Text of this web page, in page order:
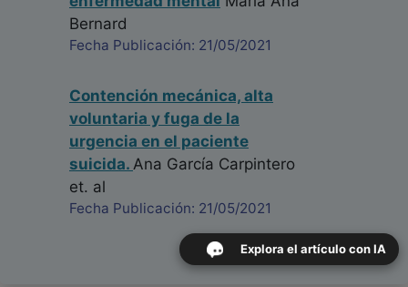
Bernard
Fecha Publicación: 21/05/2021
Contención mecánica, alta
voluntaria y fuga de la
urgencia en el paciente
suicida. Ana García Carpintero
et. al
Fecha Publicación: 21/05/2021
Explora el artículo con IA